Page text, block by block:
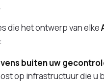
die het ontwerp van elke
buiten uw
op infrastructuur die u